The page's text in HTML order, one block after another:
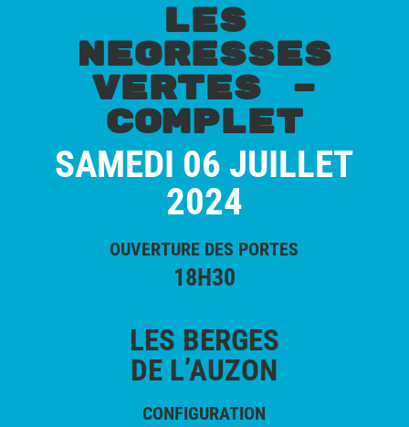
LES
NEGRESSES
VERTES –
COMPLET
SAMEDI 06 JUILLET
2024
OUVERTURE DES PORTES
18H30
LES BERGES
DE L’AUZON
CONFIGURATION